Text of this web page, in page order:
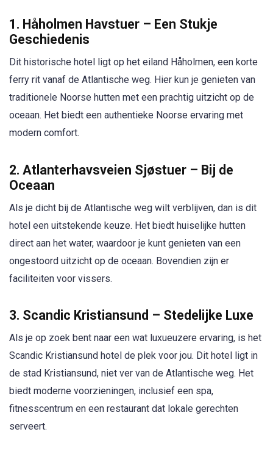
1. Håholmen Havstuer – Een Stukje
Geschiedenis
Dit historische hotel ligt op het eiland Håholmen, een korte
ferry rit vanaf de Atlantische weg. Hier kun je genieten van
traditionele Noorse hutten met een prachtig uitzicht op de
oceaan. Het biedt een authentieke Noorse ervaring met
modern comfort.
2. Atlanterhavsveien Sjøstuer – Bij de
Oceaan
Als je dicht bij de Atlantische weg wilt verblijven, dan is dit
hotel een uitstekende keuze. Het biedt huiselijke hutten
direct aan het water, waardoor je kunt genieten van een
ongestoord uitzicht op de oceaan. Bovendien zijn er
faciliteiten voor vissers.
3. Scandic Kristiansund – Stedelijke Luxe
Als je op zoek bent naar een wat luxueuzere ervaring, is het
Scandic Kristiansund hotel de plek voor jou. Dit hotel ligt in
de stad Kristiansund, niet ver van de Atlantische weg. Het
biedt moderne voorzieningen, inclusief een spa,
fitnesscentrum en een restaurant dat lokale gerechten
serveert.